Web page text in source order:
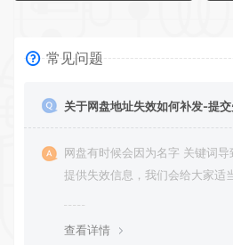
常见问题
关于网盘地址失效如何补发-提
网盘有时候会因为名字 关键词导致失效 大家可
提供失效信息，我们会给大家适
查看详情